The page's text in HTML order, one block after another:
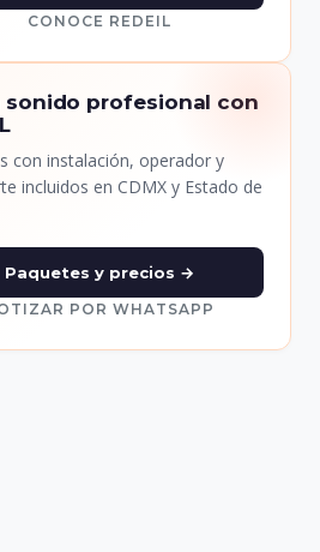
CONOCE REDEIL
sonido profesional con
con instalación, operador y
incluidos en CDMX y Estado de
Paquetes y precios →
POR WHATSAPP